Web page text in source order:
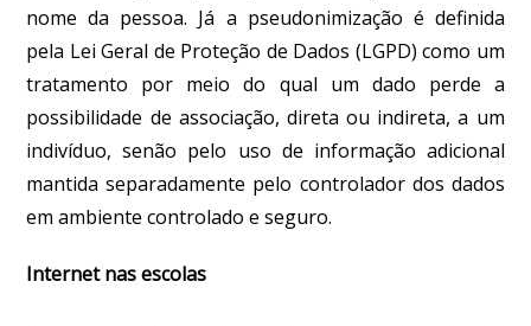
nome da pessoa. Já a pseudonimização é definida
pela Lei Geral de Proteção de Dados (LGPD) como um
tratamento por meio do qual um dado perde a
possibilidade de associação, direta ou indireta, a um
indivíduo, senão pelo uso de informação adicional
mantida separadamente pelo controlador dos dados
em ambiente controlado e seguro.
Internet nas escolas